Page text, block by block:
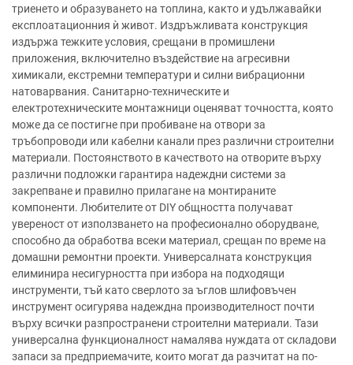
триенето и образуването на топлина, както и удължавайки
експлоатационния ѝ живот. Издръжливата конструкция
издържа тежките условия, срещани в промишлени
приложения, включително въздействие на агресивни
химикали, екстремни температури и силни вибрационни
натоварвания. Санитарно-техническите и
електротехническите монтажници оценяват точността, която
може да се постигне при пробиване на отвори за
тръбопроводи или кабелни канали през различни строителни
материали. Постоянството в качеството на отворите върху
различни подложки гарантира надеждни системи за
закрепване и правилно прилагане на монтираните
компоненти. Любителите от DIY общността получават
увереност от използването на професионално оборудване,
способно да обработва всеки материал, срещан по време на
домашни ремонтни проекти. Универсалната конструкция
елиминира несигурността при избора на подходящи
инструменти, тъй като сверлото за ъглов шлифовъчен
инструмент осигурява надеждна производителност почти
върху всички разпространени строителни материали. Тази
универсална функционалност намалява нуждата от складови
запаси за предприемачите, които могат да разчитат на по-